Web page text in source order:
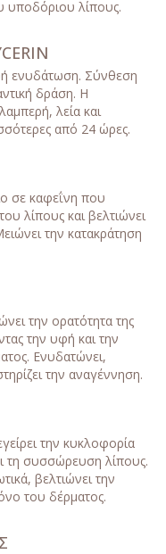
υποδόριου λίπους.
ενυδάτωση. Σύνθεση
δράση. Η
λεία και
από 24 ώρες.
σε καφεΐνη που
λίπους και βελτιώνει
την κατακράτηση
την ορατότητα της
την υφή και την
Ενυδατώνει,
την αναγέννηση.
την κυκλοφορία
τη συσσώρευση λίπους.
βελτιώνει την
του δέρματος.